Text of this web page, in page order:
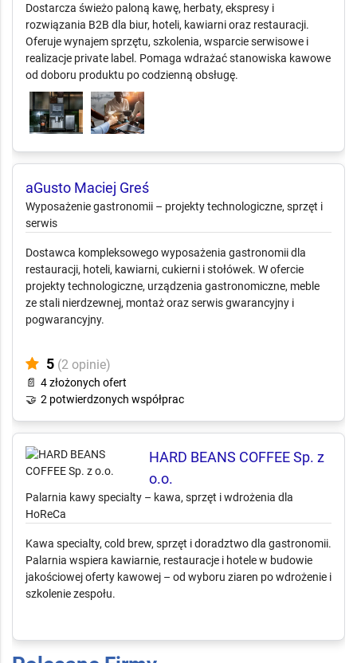
Palarnia kawy, ekspresy, wynajem i obsługa B2B
Dostarcza świeżo paloną kawę, herbaty, ekspresy i
rozwiązania B2B dla biur, hoteli, kawiarni oraz restauracji.
Oferuje wynajem sprzętu, szkolenia, wsparcie serwisowe i
realizacje private label. Pomaga wdrażać stanowiska kawowe
od doboru produktu po codzienną obsługę.
aGusto Maciej Greś
technologiczne, sprzęt i serwis
Dostawca kompleksowego wyposażenia gastronomii dla
restauracji, hoteli, kawiarni, cukierni i stołówek. W ofercie
projekty technologiczne, urządzenia gastronomiczne, meble
5(2 opinie)
📄
🤝 2 potwierdzonych współprac
HARD BEANS COFFEE Sp. z
o.o.
Palarnia kawy specialty – kawa, sprzęt i wdrożenia dla
HoReCa
jakościowej oferty kawowej – od wyboru ziaren po wdrożenie i
szkolenie zespołu.